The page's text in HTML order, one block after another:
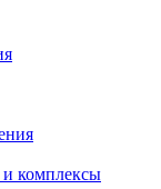
комплексы